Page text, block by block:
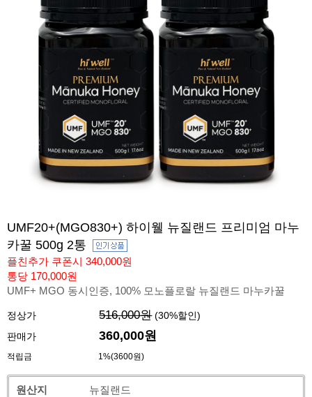
UMF20+(MGO830+) 하이웰 뉴질랜드 프리미엄 마누
카꿀 500g 2통
플친추가 쿠폰시 340,000원
통당 170,000원
UMF+ MGO 동시인증, 100% 모노플로랄 뉴질랜드 마누카꿀
정상가 516,000원 (30%할인)
판매가
360,000원
적립금 1%(3600원)
원산지
뉴질랜드